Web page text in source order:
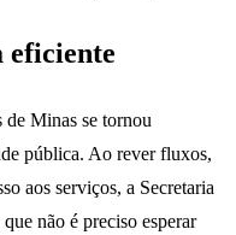
eficiente
de Minas se tornou
pública. Ao rever fluxos,
aos serviços, a Secretaria
não é preciso esperar